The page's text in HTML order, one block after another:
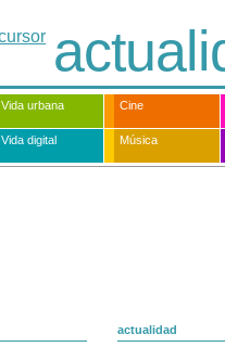
Vida urbana Cine
Vida digital Música
actualidad